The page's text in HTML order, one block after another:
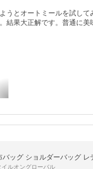
うとオートミールを試し
結果大正解です。普通に美
イルオングローバル